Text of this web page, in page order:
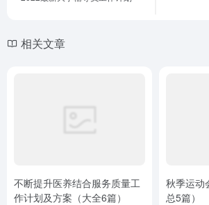
相关文章
不断提升医养结合服务质量工
作计划及方案（大全6篇）
秋季运动
总5篇）